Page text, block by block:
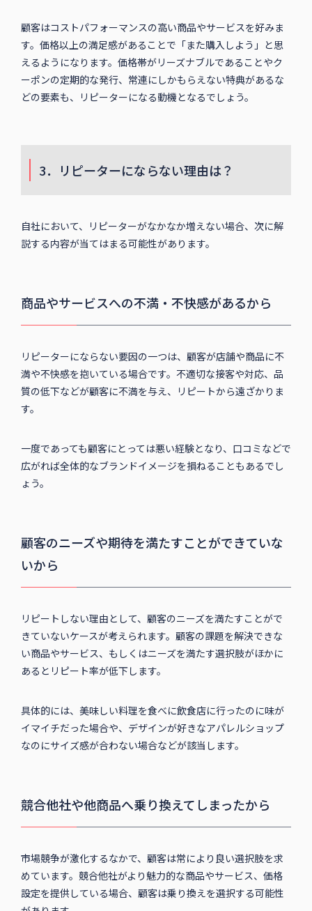
顧客はコストパフォーマンスの高い商品やサービスを好みま
す。価格以上の満足感があることで「また購入しよう」と思
えるようになります。価格帯がリーズナブルであることやク
ーポンの定期的な発行、常連にしかもらえない特典があるな
どの要素も、リピーターになる動機となるでしょう。
3．リピーターにならない理由は？
自社において、リピーターがなかなか増えない場合、次に解
説する内容が当てはまる可能性があります。
商品やサービスへの不満・不快感があるから
リピーターにならない要因の一つは、顧客が店舗や商品に不
満や不快感を抱いている場合です。不適切な接客や対応、品
質の低下などが顧客に不満を与え、リピートから遠ざかりま
す。
一度であっても顧客にとっては悪い経験となり、口コミなどで
広がれば全体的なブランドイメージを損ねることもあるでし
ょう。
顧客のニーズや期待を満たすことができていな
いから
リピートしない理由として、顧客のニーズを満たすことがで
きていないケースが考えられます。顧客の課題を解決できな
い商品やサービス、もしくはニーズを満たす選択肢がほかに
あるとリピート率が低下します。
具体的には、美味しい料理を食べに飲食店に行ったのに味が
イマイチだった場合や、デザインが好きなアパレルショップ
なのにサイズ感が合わない場合などが該当します。
競合他社や他商品へ乗り換えてしまったから
市場競争が激化するなかで、顧客は常により良い選択肢を求
めています。競合他社がより魅力的な商品やサービス、価格
設定を提供している場合、顧客は乗り換えを選択する可能性